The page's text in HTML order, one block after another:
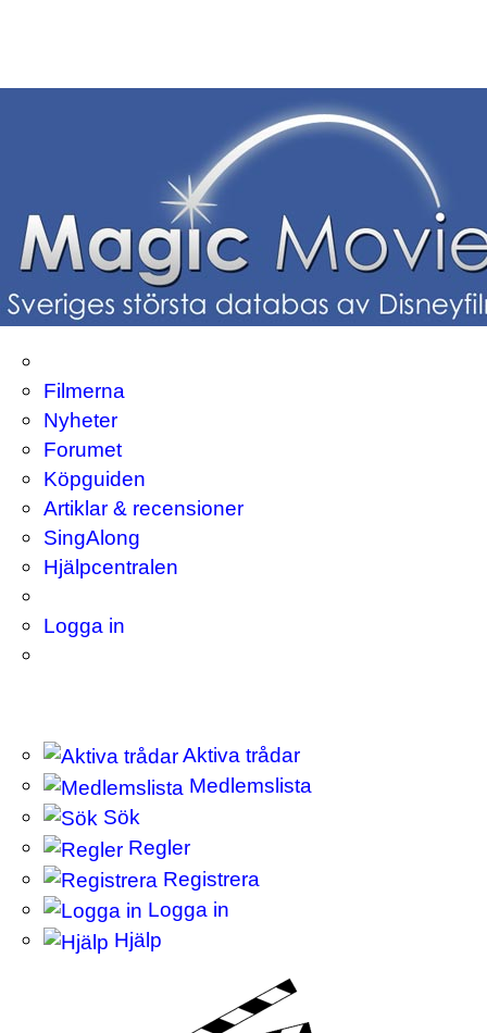
Filmerna
Nyheter
Forumet
Köpguiden
Artiklar & recensioner
SingAlong
Hjälpcentralen
Logga in
Aktiva trådar
Medlemslista
Sök
Regler
Registrera
Logga in
Hjälp